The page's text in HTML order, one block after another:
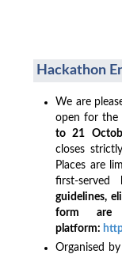
Hackathon
We are
open for the
to 21
closes
Places are
first-
guidelines,
form are
platform:
Organised